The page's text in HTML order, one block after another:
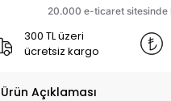
300 TL üzeri
ücretsiz kargo
Ürün Açıklaması